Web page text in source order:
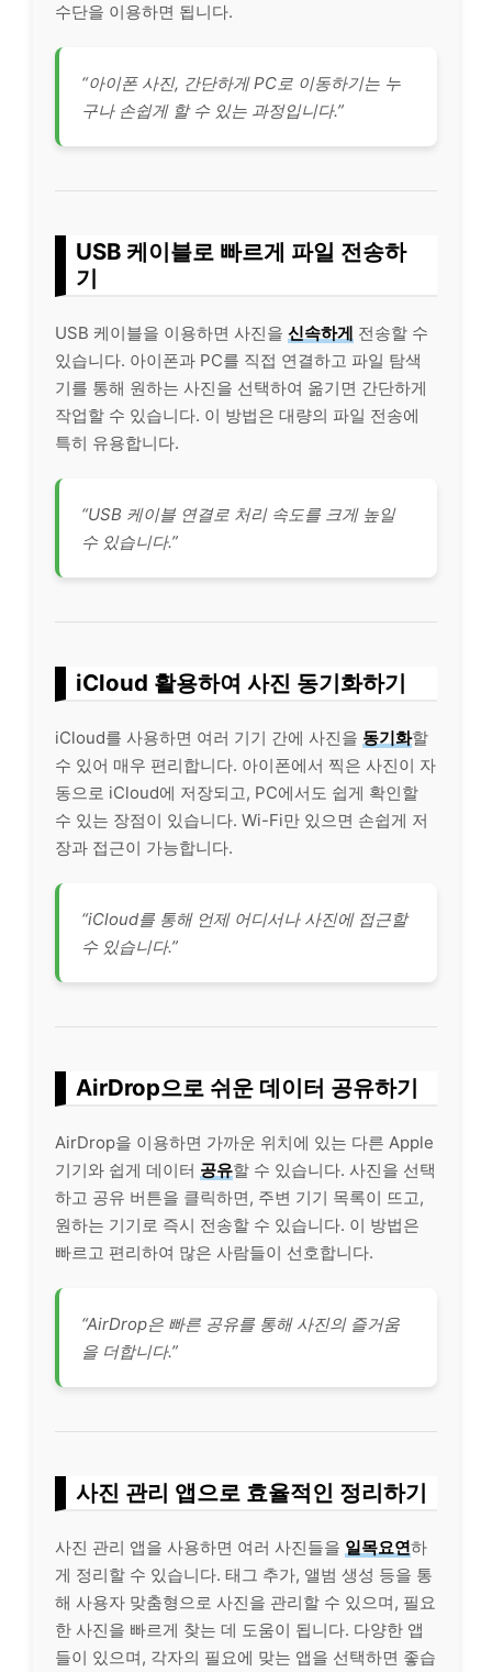
수단을 이용하면 됩니다.
“아이폰 사진, 간단하게 PC로 이동하기는 누
구나 손쉽게 할 수 있는 과정입니다.”
USB 케이블로 빠르게 파일 전송하
기
USB 케이블을 이용하면 사진을 신속하게 전송할 수
있습니다. 아이폰과 PC를 직접 연결하고 파일 탐색
기를 통해 원하는 사진을 선택하여 옮기면 간단하게
작업할 수 있습니다. 이 방법은 대량의 파일 전송에
특히 유용합니다.
“USB 케이블 연결로 처리 속도를 크게 높일
수 있습니다.”
iCloud 활용하여 사진 동기화하기
iCloud를 사용하면 여러 기기 간에 사진을 동기화할
수 있어 매우 편리합니다. 아이폰에서 찍은 사진이 자
동으로 iCloud에 저장되고, PC에서도 쉽게 확인할
수 있는 장점이 있습니다. Wi-Fi만 있으면 손쉽게 저
장과 접근이 가능합니다.
“iCloud를 통해 언제 어디서나 사진에 접근할
수 있습니다.”
AirDrop으로 쉬운 데이터 공유하기
AirDrop을 이용하면 가까운 위치에 있는 다른 Apple
기기와 쉽게 데이터 공유할 수 있습니다. 사진을 선택
하고 공유 버튼을 클릭하면, 주변 기기 목록이 뜨고,
원하는 기기로 즉시 전송할 수 있습니다. 이 방법은
빠르고 편리하여 많은 사람들이 선호합니다.
“AirDrop은 빠른 공유를 통해 사진의 즐거움
을 더합니다.”
사진 관리 앱으로 효율적인 정리하기
사진 관리 앱을 사용하면 여러 사진들을 일목요연하
게 정리할 수 있습니다. 태그 추가, 앨범 생성 등을 통
해 사용자 맞춤형으로 사진을 관리할 수 있으며, 필요
한 사진을 빠르게 찾는 데 도움이 됩니다. 다양한 앱
들이 있으며, 각자의 필요에 맞는 앱을 선택하면 좋습